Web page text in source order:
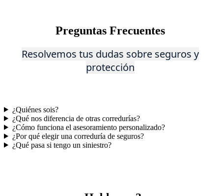
Preguntas Frecuentes
Resolvemos tus dudas sobre seguros y
protección
¿Quiénes sois?
¿Qué nos diferencia de otras corredurías?
¿Cómo funciona el asesoramiento personalizado?
¿Por qué elegir una correduría de seguros?
¿Qué pasa si tengo un siniestro?